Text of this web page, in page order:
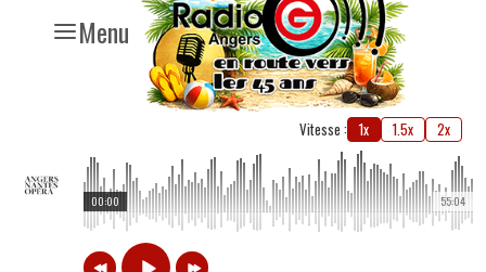
Menu
Vitesse : 1x 1.5x 2x
55:04
00:00